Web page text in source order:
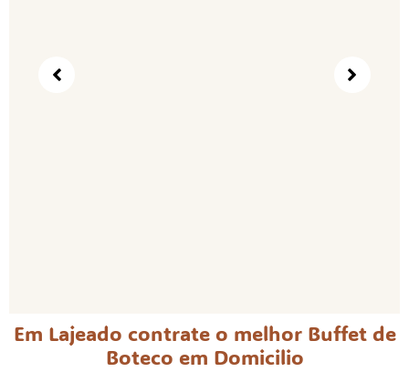
Em Lajeado contrate o melhor Buffet de
Boteco em Domicilio